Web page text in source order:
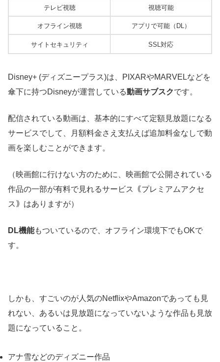
テレビ視聴 視聴可能
オフライン視聴 アプリで可能（DL）
サイトセキュリティ SSL対応
Disney+ (ディズニープラス)は、PIXARやMARVELなどを
傘下に持つDisneyが運営している動画サブスクです。
配信されている動画は、基本的にすべて定額見放題になる
サービスでして、月額料金さえ支払えば追加料金なしで動
画を楽しむことができます。
（映画館に行けない方のために、映画館で公開されている
作品の一部が有料で見れるサービス｟プレミアムアクセ
ス｠はありますが）
DL機能もついているので、オフライン環境下でもOKで
す。
しかも、すごいのが人気のNetflixやAmazonであっても見
れない、あるいは見放題になっていないような作品も見放
題になっていること。
アナ雪などのディズニー作品